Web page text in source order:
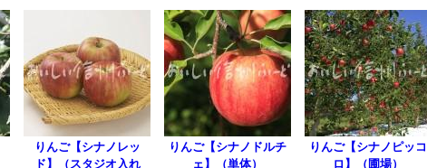
りんご【シナノレッ
ド】（スタジオ入れ
りんご【シナノドルチ
ェ】（単体）
りんご【シナノピッコ
ロ】（圃場）